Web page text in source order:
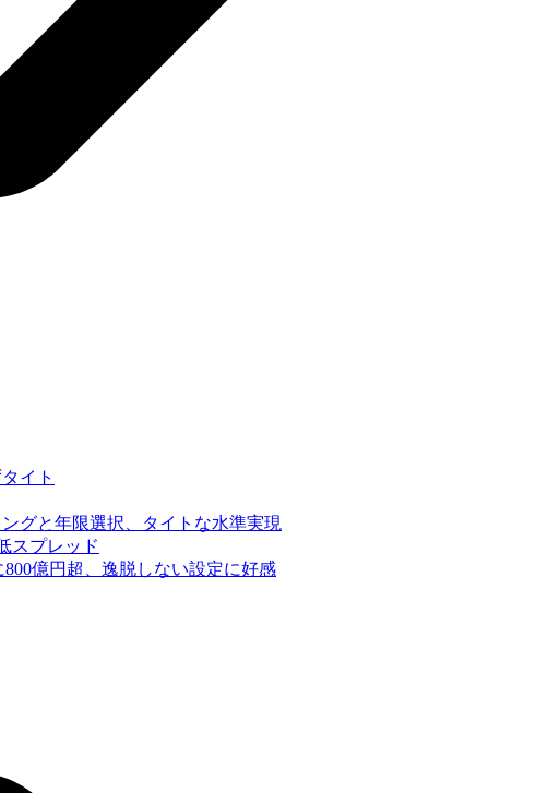
イト
グと年限選択、タイトな水準実現
スプレッド
億円超、逸脱しない設定に好感